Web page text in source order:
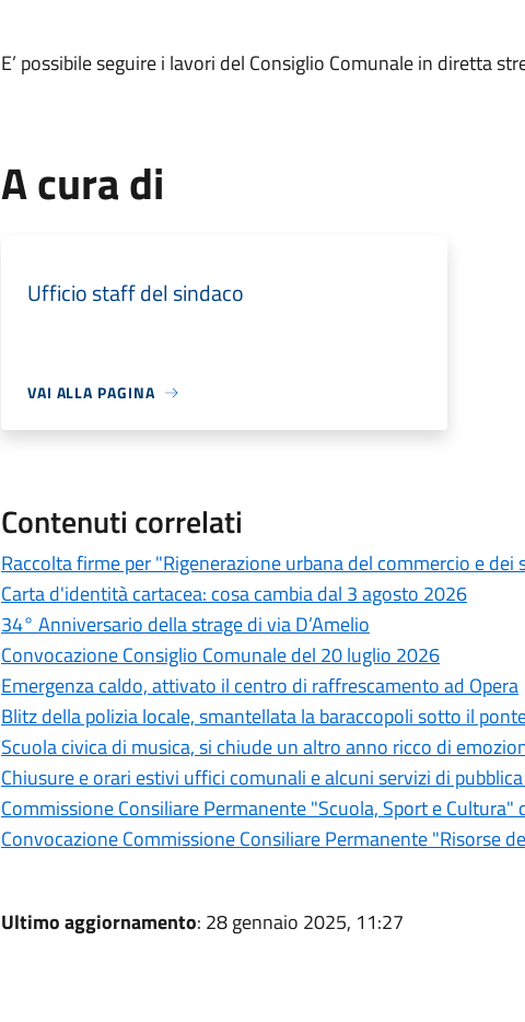
E’ possibile seguire i lavori del Consiglio Comunale in diretta
A cura di
Ufficio staff del sindaco
VAI ALLA PAGINA
Contenuti correlati
Raccolta firme per "Rigenerazione urbana del commercio e dei
Carta d'identità cartacea: cosa cambia dal 3 agosto 2026
34° Anniversario della strage di via D’Amelio
Convocazione Consiglio Comunale del 20 luglio 2026
Emergenza caldo, attivato il centro di raffrescamento ad Opera
Blitz della polizia locale, smantellata la baraccopoli sotto il
Scuola civica di musica, si chiude un altro anno ricco di
Chiusure e orari estivi uffici comunali e alcuni servizi di
Commissione Consiliare Permanente "Scuola, Sport e
Convocazione Commissione Consiliare Permanente "Risorse
Ultimo aggiornamento: 28 gennaio 2025, 11:27